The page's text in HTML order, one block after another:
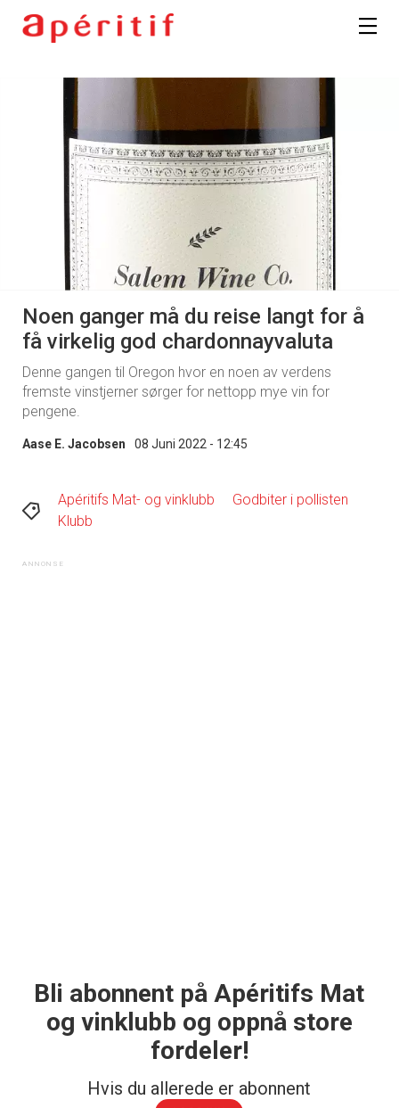
Noen ganger må du reise langt for å
få virkelig god chardonnayvaluta
Denne gangen til Oregon hvor en noen av verdens
fremste vinstjerner sørger for nettopp mye vin for
pengene.
Aase E. Jacobsen 08 Juni 2022 - 12:45
Apéritifs Mat- og vinklubb
Godbiter i pollisten
Klubb
Bli abonnent på Apéritifs Mat
og vinklubb og oppnå store
fordeler!
Hvis du allerede er abonnent